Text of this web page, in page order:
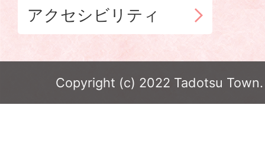
アクセシビリティ
Copyright (c) 2022 Tadotsu